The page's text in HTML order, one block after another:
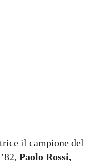
il campione del
Paolo Rossi,